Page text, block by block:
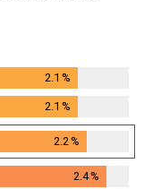
2.1 %
2.1 %
2.2 %
2.4%